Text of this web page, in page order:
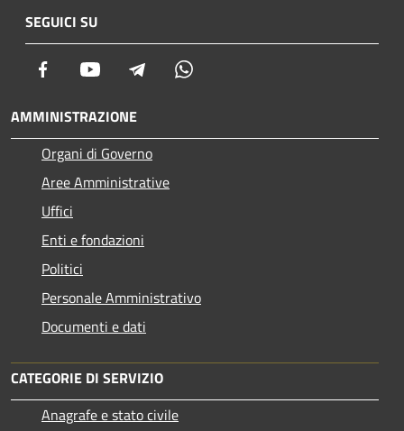
SEGUICI SU
Facebook Youtube Telegram
AMMINISTRAZIONE
Organi di Governo
Aree Amministrative
Uffici
Enti e fondazioni
Politici
Personale Amministrativo
Documenti e dati
CATEGORIE DI SERVIZIO
Anagrafe e stato civile